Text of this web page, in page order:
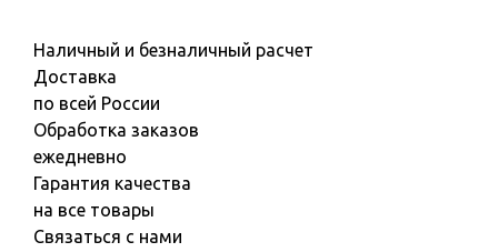
Наличный и безналичный расчет
Доставка
по всей России
Обработка заказов
ежедневно
Гарантия качества
на все товары
Связаться с нами